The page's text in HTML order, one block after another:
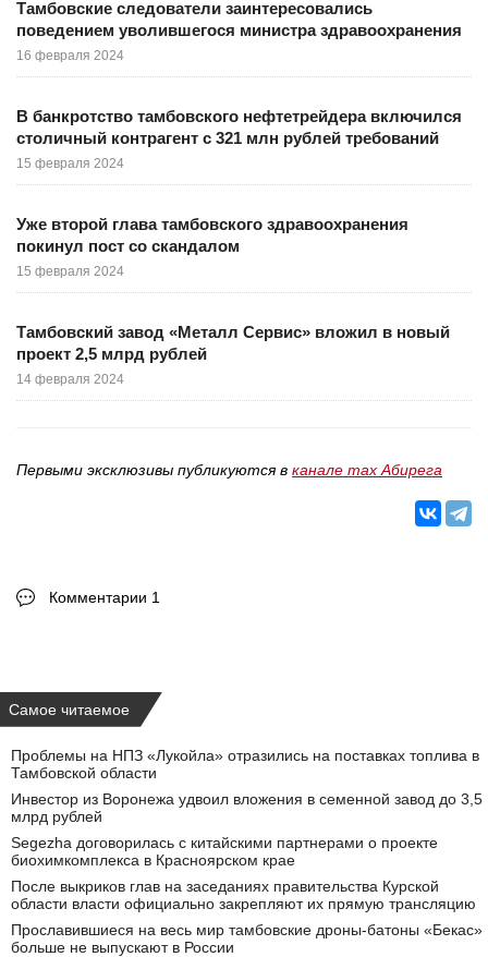
Тамбовские следователи заинтересовались
поведением уволившегося министра здравоохранения
16 февраля 2024
В банкротство тамбовского нефтетрейдера включился
столичный контрагент с 321 млн рублей требований
15 февраля 2024
Уже второй глава тамбовского здравоохранения
покинул пост со скандалом
15 февраля 2024
Тамбовский завод «Металл Сервис» вложил в новый
проект 2,5 млрд рублей
14 февраля 2024
Первыми эксклюзивы публикуются в канале max Абирега
Комментарии 1
Самое читаемое
Проблемы на НПЗ «Лукойла» отразились на поставках топлива в
Тамбовской области
Инвестор из Воронежа удвоил вложения в семенной завод до 3,5
млрд рублей
Segezha договорилась с китайскими партнерами о проекте
биохимкомплекса в Красноярском крае
После выкриков глав на заседаниях правительства Курской
области власти официально закрепляют их прямую трансляцию
Прославившиеся на весь мир тамбовские дроны-батоны «Бекас»
больше не выпускают в России